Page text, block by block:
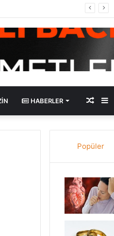
HABERLER
Popüler